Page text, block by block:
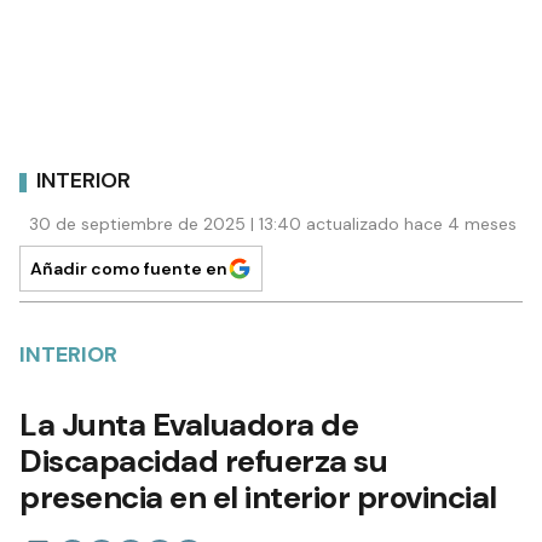
INTERIOR
30 de septiembre de 2025 | 13:40 actualizado hace 4 meses
Añadir como fuente en
INTERIOR
La Junta Evaluadora de
Discapacidad refuerza su
presencia en el interior provincial